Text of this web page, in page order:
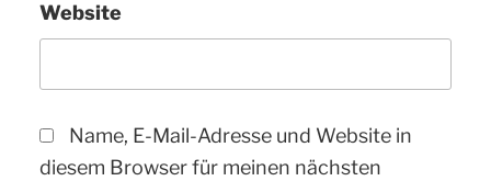
Website
Name, E-Mail-Adresse und Website in
diesem Browser für meinen nächsten